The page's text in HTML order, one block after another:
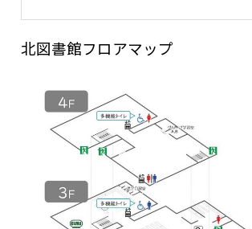
北図書館フロアマップ